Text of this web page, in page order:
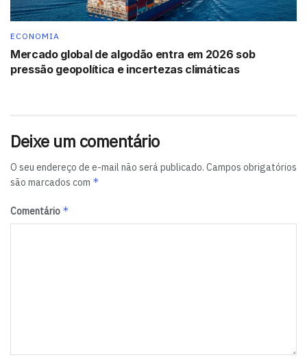
ECONOMIA
Mercado global de algodão entra em 2026 sob
pressão geopolítica e incertezas climáticas
Deixe um comentário
O seu endereço de e-mail não será publicado. Campos obrigatórios
são marcados com *
Comentário *